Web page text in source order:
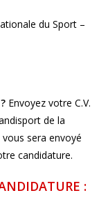
du Sport –
Envoyez votre C.V.
de la
vous sera envoyé
candidature.
: